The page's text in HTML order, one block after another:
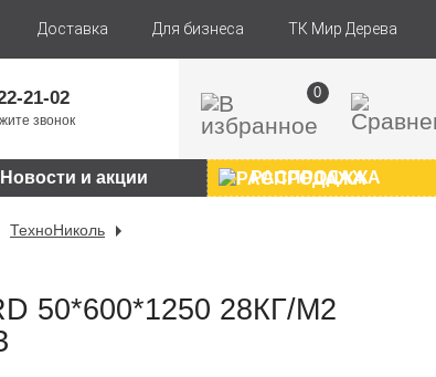
Доставка Для бизнеса ТК Мир Дерева
21-02
звонок
0
Новости и акции РАСПРОДАЖА
ТехноНиколь
50*600*1250 28КГ/М2